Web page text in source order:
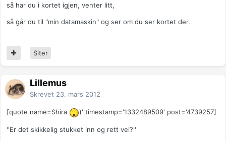
så har du i kortet igjen, venter litt,
så går du til "min datamaskin" og ser om du ser kortet der.
Siter
Lillemus
Skrevet 23. mars 2012
[quote name=Shira )' timestamp='1332489509' post='4739257]
''Er det skikkelig stukket inn og rett vei?''